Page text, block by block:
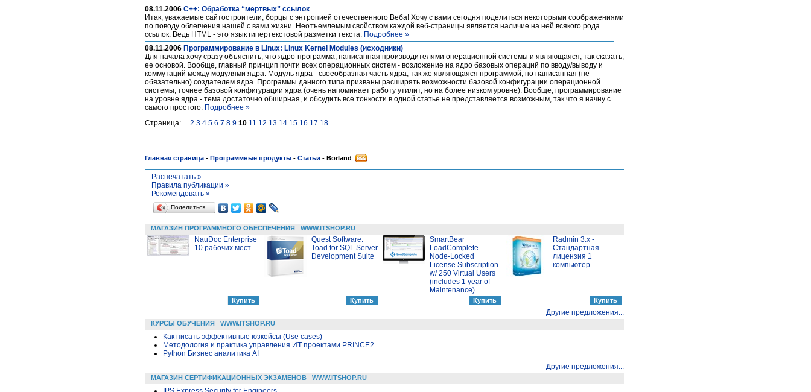
08.11.2006 C++: Обработка “мертвых” ссылок
Итак, уважаемые сайтостроители, борцы с энтропией отечественного Веба! Хочу с вами сегодня поделиться некоторыми соображениями
по поводу облегчения нашей с вами жизни. Неотъемлемым свойством каждой веб-страницы является наличие на ней всякого рода
ссылок. Ведь HTML - это язык гипертекстовой разметки текста. Подробнее »
08.11.2006 Программирование в Linux: Linux Kernel Modules (исходники)
Для начала хочу сразу объяснить, что ядро-программа, написанная производителями операционной системы и являющаяся, так сказать,
ее основой. Вообще, главный принцип почти всех операционных систем - возложение на ядро базовых операций по вводу/выводу и
коммутаций между модулями ядра. Модуль ядра - своеобразная часть ядра, так же являющаяся программой, но написанная (не
обязательно) создателем ядра. Программы данного типа призваны расширять возможности базовой конфигурации операционной
системы, точнее базовой конфигурации ядра (очень напоминает работу утилит, но на более низком уровне). Вообще, программирование
на уровне ядра - тема достаточно обширная, и обсудить все тонкости в одной статье не представляется возможным, так что я начну с
самого простого. Подробнее »
Страница: ... 2 3 4 5 6 7 8 9 10 11 12 13 14 15 16 17 18 ...
Главная страница - Программные продукты - Статьи - Borland
Распечатать »
Правила публикации »
Рекомендовать »
Поделиться…
МАГАЗИН ПРОГРАММНОГО ОБЕСПЕЧЕНИЯ WWW.ITSHOP.RU
NauDoc Enterprise
10 рабочих мест
Quest Software.
Toad for SQL Server
Development Suite
SmartBear
LoadComplete -
Node-Locked
License Subscription
w/ 250 Virtual Users
(includes 1 year of
Maintenance)
Radmin 3.x -
Стандартная
лицензия 1
компьютер
Другие предложения...
КУРСЫ ОБУЧЕНИЯ WWW.ITSHOP.RU
Как писать эффективные юзкейсы (Use cases)
Методология и практика управления ИТ проектами PRINCE2
Python Бизнес аналитика AI
Другие предложения...
МАГАЗИН СЕРТИФИКАЦИОННЫХ ЭКЗАМЕНОВ WWW.ITSHOP.RU